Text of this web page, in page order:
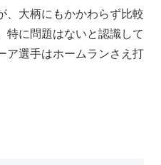
、大柄にもかかわらず比較
特に問題はないと認識して
ア選手はホームランさえ打